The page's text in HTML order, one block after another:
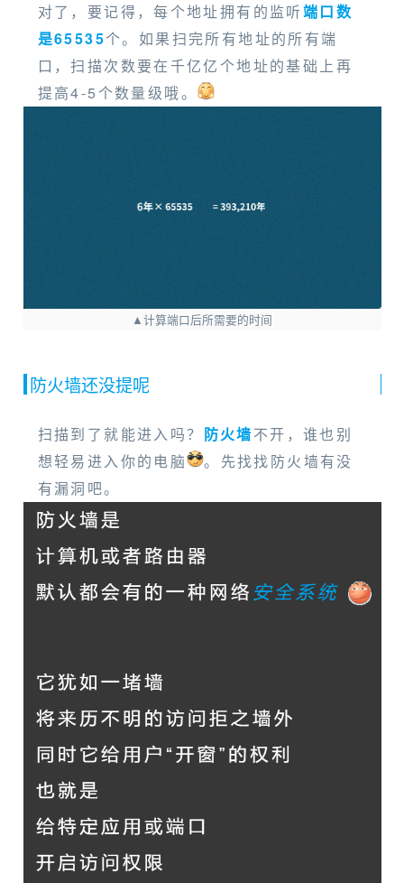
对了，要记得，每个地址拥有的监听端口数
是65535个。如果扫完所有地址的所有端
口，扫描次数要在千亿亿个地址的基础上再
提高4-5个数量级哦。
▲计算端口后所需要的时间
防火墙还没提呢
扫描到了就能进入吗？ 防火墙不开，谁也别
想轻易进入你的电脑
。先找找防火墙有没
有漏洞吧。